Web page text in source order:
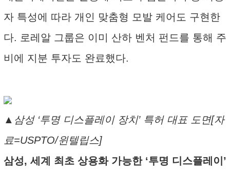
자 특성에 따라 개인 맞춤형 모발 케어도 구현한
다. 로레알 그룹은 이미 산하 벤처 펀드를 통해 주
비에 지분 투자도 완료했다.
▲삼성 ‘투명 디스플레이 장치’ 특허 대표 도면[자
료=USPTO/윈텔립스]
삼성, 세계 최초 상용화 가능한 ‘투명 디스플레이’